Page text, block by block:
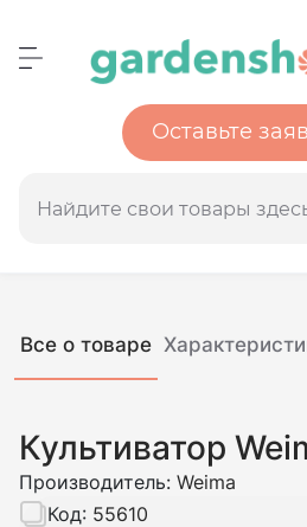
Оставьте
Все о товаре
Культиватор
Производитель: Weima
Код: 55610